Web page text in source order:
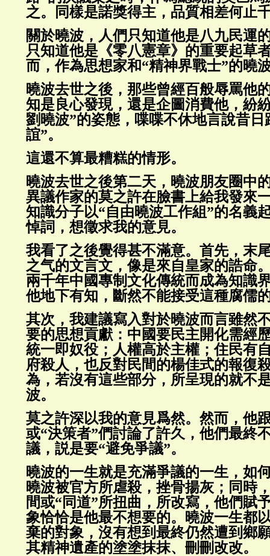
之。同樣是諾獎得主，品質相差何止
關於曉波，人們只知道他是八九民運
只知道他是《零八憲章》的重要起草
而，作為思想家和“精神界戰士”的曉
曉波去世之後，那些曾經百般辱罵他
知是良心發現，還是企圖消費他，紛
劉曉波”的姿態，喋喋不休地言說昔日
誼”。
這還不算最糟糕的情形。
曉波去世之後第二天，曉波朋友圈中
異議作家的莫之許在臉書上給我發來
知識分子以“自由曉波工作組”的名義
悼詞，想徵求我的意見。
我看了之後覺得甚不滿意。首先，末
之气的文言文，像是來自皇家的誥命
兩千年中國專制文化傳統而成為知識
他地下有知，斷然不能接受這種腐儒
其次，我建議寫入對於曉波而言雖然
要的思想貢獻：中國要民主開化需經
統一即奴役；人權高於主權；住民有
府殺人，也反對民間的楊佳式的報復
為，若沒有這些部分，所呈現的就不
波。
莫之許深以我的意見爲然。然而，他
或“決策者”們討論了許久，他們最終
議，説是要“避免爭議”。
曉波的一生就是充滿爭議的一生，如
曉波被官方所虐殺，挫骨揚灰；同時
間或“同道”所扭曲，所改寫，他們賦
象恰恰是他最不想要的。曉波一生都
棄的對象，沒有想到最終仍然遭到鄉
其精神遺產的塗塗抹抹、刪刪改改。